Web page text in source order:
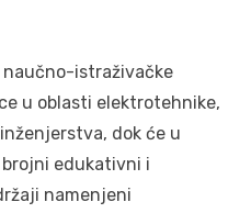
naučno-istraživačke
u oblasti elektrotehnike,
dok će u
edukativni i
namenjeni